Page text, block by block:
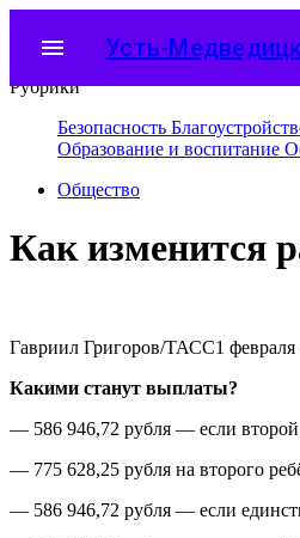
menu Усть-
Рубрики
Безопасность
Образование и воспитание
Общество
Как изменится
Гавриил Григоров/ТАСС1
Какими станут выплаты?
— 586 946,72 рубля — если второй
— 775 628,25 рубля на второго
— 586 946,72 рубля — если